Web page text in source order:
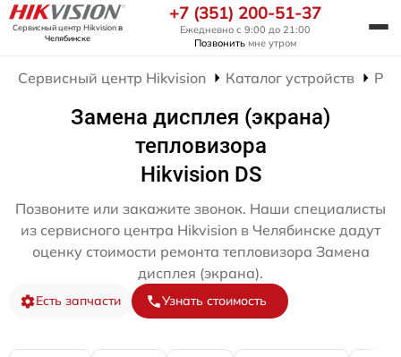
Сервисный центр Hikvisionв
Челябинске
+7 (351) 200-51-37
Ежедневно с 9:00 до 21:00
Позвонить мне утром
Сервисный центр Hikvision Каталог устройств
Замена дисплея (экрана)
тепловизора
Hikvision DS
Позвоните или закажите звонок. Наши специалисты
из сервисного центра Hikvision в Челябинске дадут
оценку стоимости ремонта тепловизора Замена
дисплея (экрана).
Есть запчасти Узнать стоимость